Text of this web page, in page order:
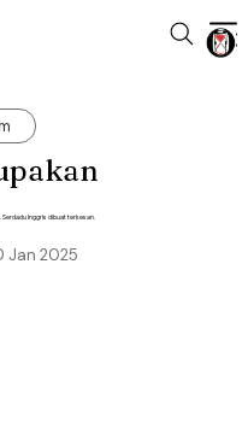
Inggris dibuat terkesan.
Jan 2025